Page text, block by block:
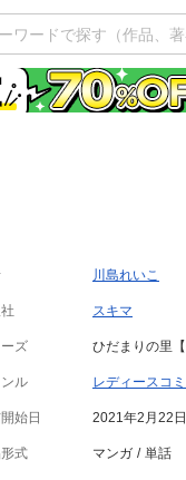
川島れいこ
スキマ
ズ ひだまりの里【
ル レディースコ
始日 2021年2月22日
式 マンガ 単話